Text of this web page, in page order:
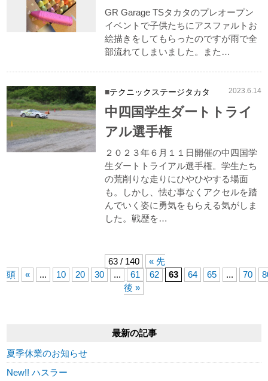
GR Garage TSタカタのプレオープン
イベントで子供たちにアスファルトお
絵描きをしてもらったのですが雨で全
部流れてしまいました。また…
テクニックステージタカタ 2023.6.14
中四国学生ダートトライ
アル選手権
２０２３年６月１１日開催の中四国学
生ダートトライアル選手権。学生たち
の荒削りな走りにひやひやする場面
も。しかし、怯む事なくアクセルを踏
んでいく姿に勇気をもらえる気がしま
した。戦歴を…
63 / 140
« 先
頭
« ... 10 20 30 ... 61 62 63 64 65 ... 70
後 »
最新の記事
夏季休業のお知らせ
New!! ハスラー